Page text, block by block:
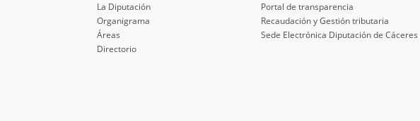
La Diputación
Organigrama
Áreas
Directorio
Portal de transparencia
Recaudación y Gestión tributaria
Sede Electrónica Diputación de Cáceres